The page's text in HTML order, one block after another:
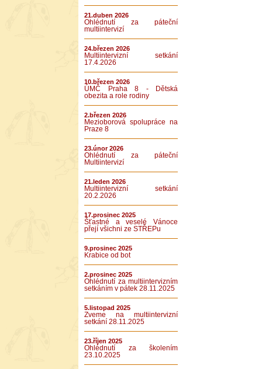
21.duben 2026
Ohlédnutí za páteční
multiintervizí
24.březen 2026
Multiintervizní setkání
17.4.2026
10.březen 2026
ÚMČ Praha 8 - Dětská
obezita a role rodiny
2.březen 2026
Mezioborová spolupráce na
Praze 8
23.únor 2026
Ohlédnutí za páteční
Multiintervizí
21.leden 2026
Multiintervizní setkání
20.2.2026
17.prosinec 2025
Šťastné a veselé Vánoce
přejí všichni ze STŘEPu
9.prosinec 2025
Krabice od bot
2.prosinec 2025
Ohlédnutí za multiintervizním
setkáním v pátek 28.11.2025
5.listopad 2025
Zveme na multiintervizní
setkání 28.11.2025
23.říjen 2025
Ohlédnutí za školením
23.10.2025